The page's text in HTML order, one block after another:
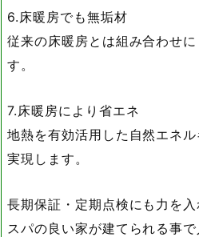
6.床暖房でも無垢材
従来の床暖房とは組み合わせ
す。
7.床暖房により省エネ
地熱を有効活用した自然エネ
実現します。
長期保証・定期点検にも力を
スパの良い家が建てられる事で